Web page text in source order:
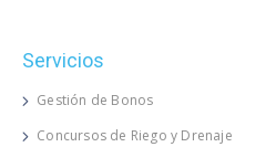
Servicios
Gestión de Bonos
Concursos de Riego y Drenaje